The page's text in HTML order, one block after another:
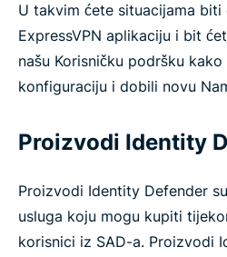
U takvim ćete situacijama
ExpressVPN aplikaciju i bit
našu Korisničku podršku
konfiguraciju i dobili novu
Proizvodi Identity
Proizvodi Identity Defender
usluga koju mogu kupiti
korisnici iz SAD-a. Proizvodi